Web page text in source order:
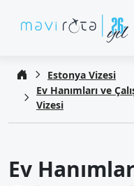
Estonya Vizesi
Ev Hanımları ve
Vizesi
Ev